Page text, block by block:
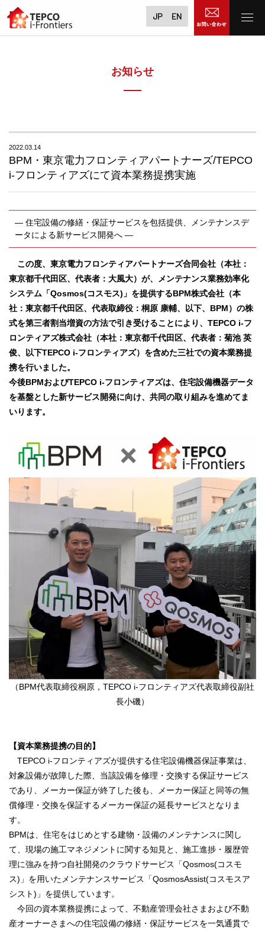
JP EN
お知らせ
2022.03.14
BPM・東京電力フロンティアパートナーズ/TEPCO
i-フロンティアズにて資本業務提携実施
― 住宅設備の修繕・保証サービスを包括提供、メンテナンスデ
ータによる新サービス開発へ ―
この度、東京電力フロンティアパートナーズ合同会社（本社：
東京都千代田区、代表者：大風大）が、メンテナンス業務効率化
システム「Qosmos(コスモス)」を提供するBPM株式会社（本
社：東京都千代田区、代表取締役：桐原 康輔、以下、BPM）の株
式を第三者割当増資の方法で引き受けることにより、TEPCO i-フ
ロンティアズ株式会社（本社：東京都千代田区、代表者：菊池 英
俊、以下TEPCO i-フロンティアズ）を含めた三社での資本業務提
携を行いました。
今後BPMおよびTEPCO i-フロンティアズは、住宅設備機器データ
を基盤とした新サービス開発に向け、共同の取り組みを進めてま
いります。
（BPM代表取締役桐原，TEPCO i-フロンティアズ代表取締役副社
長小磯）
【資本業務提携の目的】
TEPCO i-フロンティアズが提供する住宅設備機器保証事業は、
対象設備が故障した際、当該設備を修理・交換する保証サービス
であり、メーカー保証が終了した後も、メーカー保証と同等の無
償修理・交換を保証するメーカー保証の延長サービスとなりま
す。
BPMは、住宅をはじめとする建物・設備のメンテナンスに関し
て、現場の施工マネジメントに関する知見と、施工進捗・履歴管
理に強みを持つ自社開発のクラウドサービス「Qosmos(コスモ
ス)」を用いたメンテナンスサービス「QosmosAssist(コスモスア
シスト)」を提供しています。
今回の資本業務提携によって、不動産管理会社さまおよび不動
産オーナーさまへの住宅設備の修繕・保証サービスを一気通貫で